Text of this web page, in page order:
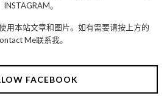
INSTAGRAM。
用本站文章和图片。如有需要请按上方的
Me联系我。
FACEBOOK